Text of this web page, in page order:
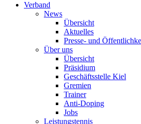
Verband
News
Übersicht
Aktuelles
Presse- und
Über uns
Übersicht
Präsidium
Geschäftsstelle Kiel
Gremien
Trainer
Anti-Doping
Jobs
Leistungstennis